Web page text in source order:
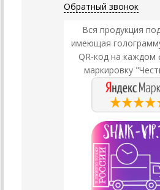
Обратный звонок
Вся продукция
имеющая
QR-код на каждом
маркировку